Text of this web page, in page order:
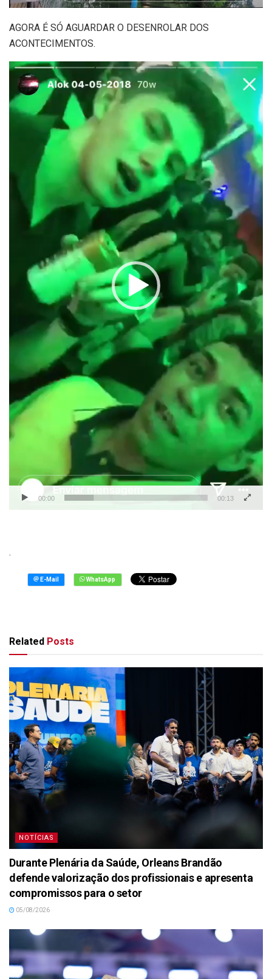
AGORA É SÓ AGUARDAR O DESENROLAR DOS
ACONTECIMENTOS.
Tocador
de
vídeo
00:00 00:13
.
Related Posts
NOTÍCIAS
Durante Plenária da Saúde, Orleans Brandão
defende valorização dos profissionais e apresenta
compromissos para o setor
05/08/2026